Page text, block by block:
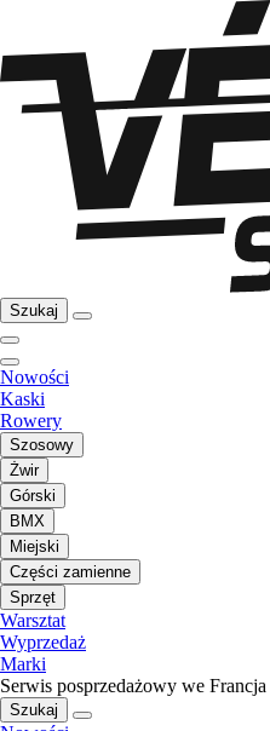
Szukaj
Nowości
Kaski
Rowery
Szosowy
Żwir
Górski
BMX
Miejski
Części zamienne
Sprzęt
Warsztat
Wyprzedaż
Marki
Serwis posprzedażowy we Francja
Szukaj